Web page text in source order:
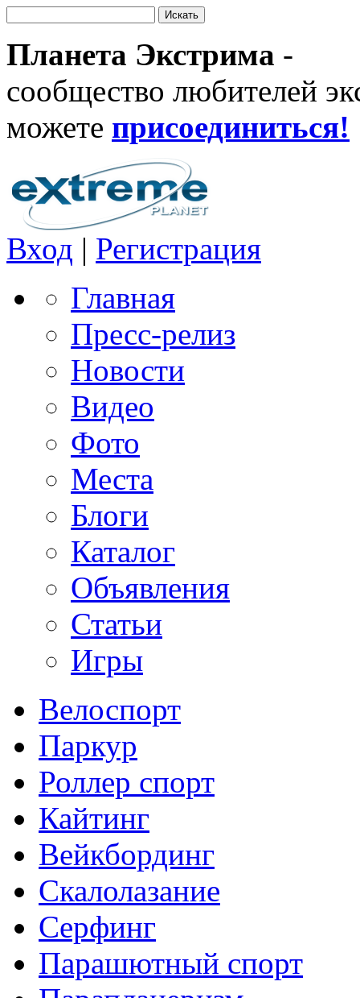
Планета Экстрима -
сообщество любителей
можете присоединиться!
Вход | Регистрация
Главная
Пресс-релиз
Новости
Видео
Фото
Места
Блоги
Каталог
Объявления
Статьи
Игры
Велоспорт
Паркур
Роллер спорт
Кайтинг
Вейкбординг
Скалолазание
Серфинг
Парашютный спорт